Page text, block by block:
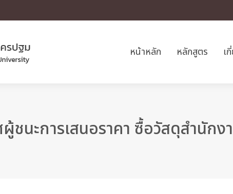
หน้าหลัก หลักสูตร เ
ชนะการเสนอราคา ซื้อวัสดุสำนัก